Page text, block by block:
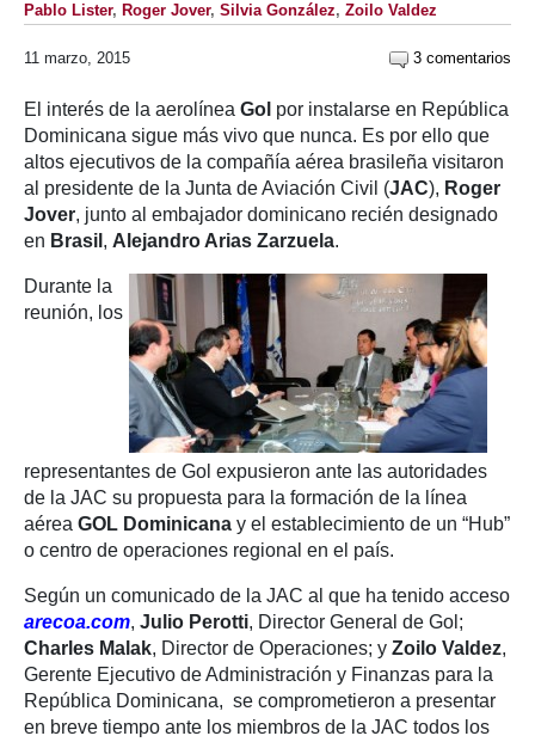
Pablo Lister, Roger Jover, Silvia González, Zoilo Valdez
11 marzo, 2015 3 comentarios
El interés de la aerolínea Gol por instalarse en República
Dominicana sigue más vivo que nunca. Es por ello que
altos ejecutivos de la compañía aérea brasileña visitaron
al presidente de la Junta de Aviación Civil (JAC), Roger
Jover, junto al embajador dominicano recién designado
en Brasil , Alejandro Arias Zarzuela.
Durante la
reunión, los
representantes de Gol expusieron ante las autoridades
de la JAC su propuesta para la formación de la línea
aérea GOL Dominicana y el establecimiento de un “Hub”
o centro de operaciones regional en el país.
Según un comunicado de la JAC al que ha tenido acceso
arecoa.com, Julio Perotti, Director General de Gol;
Charles Malak, Director de Operaciones; y Zoilo Valdez,
Gerente Ejecutivo de Administración y Finanzas para la
República Dominicana, se comprometieron a presentar
en breve tiempo ante los miembros de la JAC todos los